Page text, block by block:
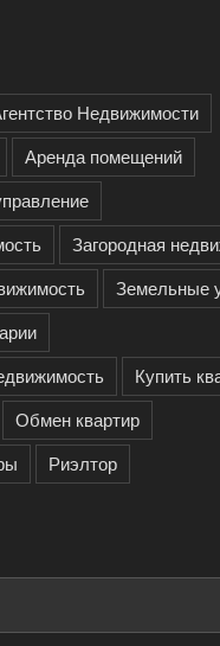
Недвижимости
Аренда помещений
Загородная
Земельные
Купить
Обмен квартир
Риэлтор